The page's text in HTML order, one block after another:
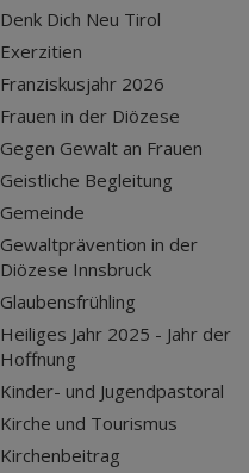
Denk Dich Neu Tirol
Exerzitien
Franziskusjahr 2026
Frauen in der Diözese
Gegen Gewalt an Frauen
Geistliche Begleitung
Gemeinde
Gewaltprävention in der
Diözese Innsbruck
Glaubensfrühling
Heiliges Jahr 2025 - Jahr der
Hoffnung
Kinder- und Jugendpastoral
Kirche und Tourismus
Kirchenbeitrag